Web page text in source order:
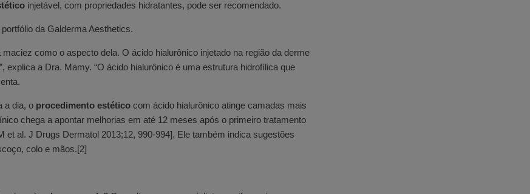
injetável, com propriedades hidratantes, pode ser recomendado.
da Galderma Aesthetics.
como o aspecto dela. O ácido hialurônico injetado na região da derme
explica a Dra. Mamy. “O ácido hialurônico é uma estrutura hidrofílica que
a dia, o procedimento estético com ácido hialurônico atinge camadas mais
chega a apontar melhorias em até 12 meses após o primeiro tratamento
al. J Drugs Dermatol 2013;12, 990-994]. Ele também indica sugestões
colo e mãos.[2]